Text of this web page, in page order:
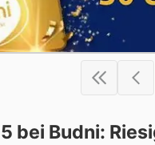
bei Budni: